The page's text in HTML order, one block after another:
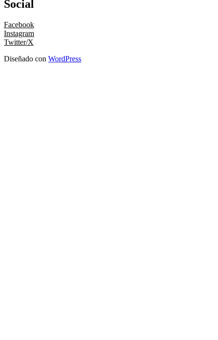
Social
Facebook
Instagram
Twitter/X
Diseñado con WordPress